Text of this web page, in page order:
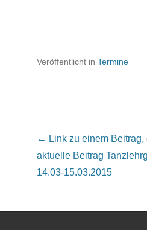
Veröffentlicht in Termine
Beitrags Übersicht
← Link zu einem Beitrag,
aktuelle Beitrag
14.03-15.03.2015